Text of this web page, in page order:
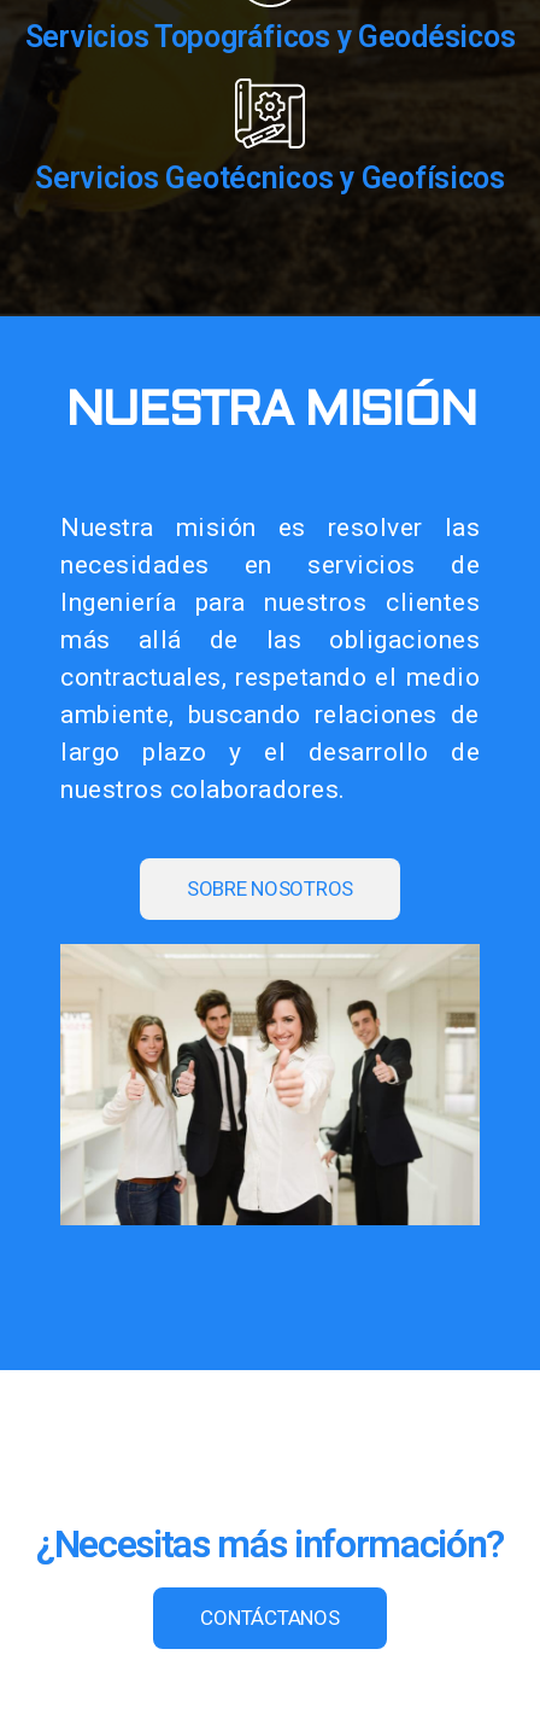
Servicios Topográficos y Geodésicos
Servicios Geotécnicos y Geofísicos
NUESTRA MISIÓN
Nuestra misión es resolver las
necesidades en servicios de
Ingeniería para nuestros clientes
más allá de las obligaciones
contractuales, respetando el medio
ambiente, buscando relaciones de
largo plazo y el desarrollo de
nuestros colaboradores.
SOBRE NOSOTROS
¿Necesitas más información?
CONTÁCTANOS